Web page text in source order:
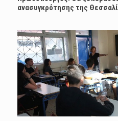
ανασυγκρότησης της